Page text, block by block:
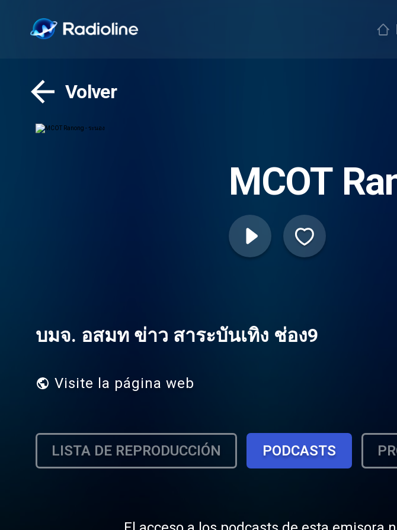
Volver
MCOT
บมจ. อสมท ข่าว สาระบันเทิง ช่อง9
Visite la página web
LISTA DE REPRODUCCIÓN PODCASTS